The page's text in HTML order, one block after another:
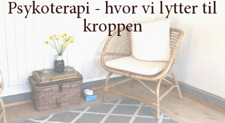
Psykoterapi - hvor vi lytter til
kroppen